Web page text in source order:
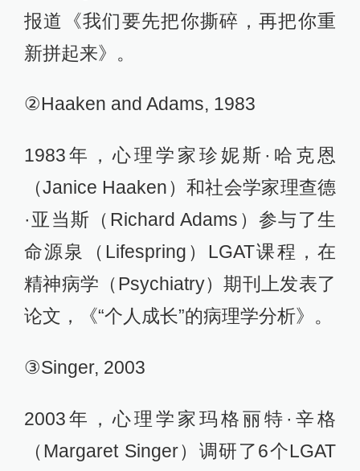
报道《我们要先把你撕碎，再把你重
新拼起来》。
②Haaken and Adams, 1983
1983年，心理学家珍妮斯·哈克恩
（Janice Haaken）和社会学家理查德
·亚当斯（Richard Adams）参与了生
命源泉（Lifespring）LGAT课程，在
精神病学（Psychiatry）期刊上发表了
论文，《“个人成长”的病理学分析》。
③Singer, 2003
2003年，心理学家玛格丽特·辛格
（Margaret Singer）调研了6个LGAT